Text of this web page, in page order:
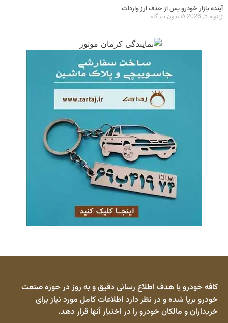
آینده بازار خودرو پس از حذف ارز واردات
ژانویه 5, 2026 بدون دیدگاه
کافه خودرو با هدف اطلاع رسانی دقیق و به روز در حوزه صنعت
خودرو برپا شده و در نظر دارد اطلاعات کامل مورد نیاز برای
خریداران و مالکان خودرو را در اختیار آنها قرار دهد.